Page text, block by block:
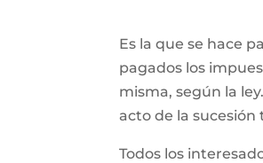
Es la que se hace
pagados los
misma, según la
acto de la
Todos los